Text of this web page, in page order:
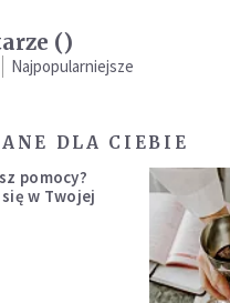
()
Najpopularniejsze
DLA CIEBIE
pomocy?
w Twojej